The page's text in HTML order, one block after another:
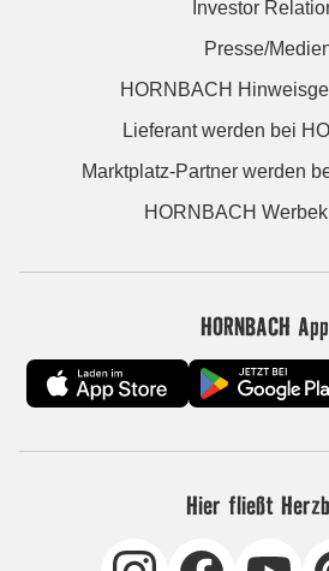
Investor
Presse/
HORNBACH
Lieferant werden bei
Marktplatz-Partner werden
HORNBACH
HORNBACH
Hier fließt